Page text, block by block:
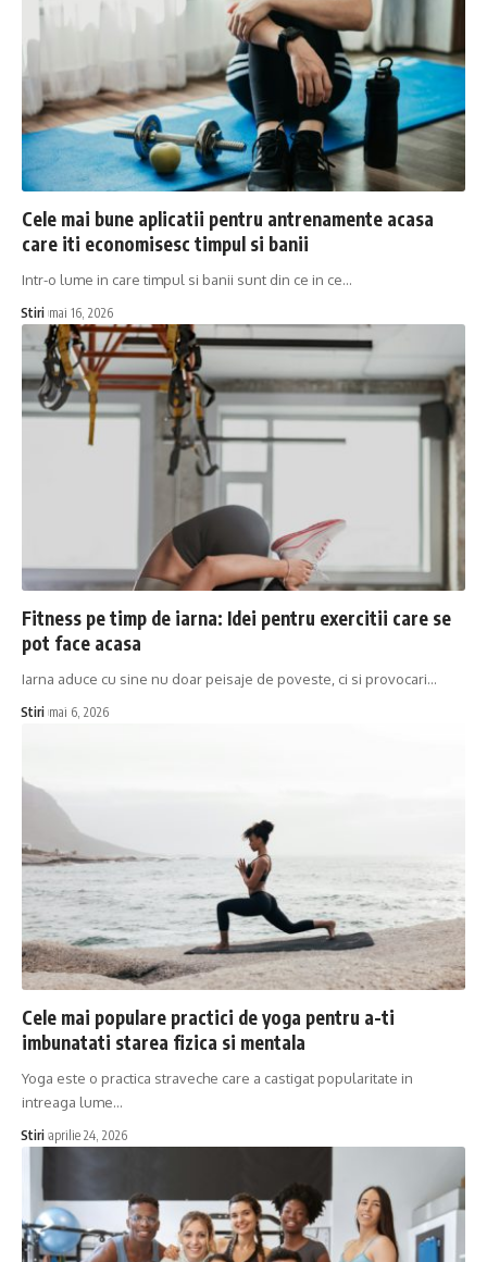
Cele mai bune aplicatii pentru antrenamente acasa
care iti economisesc timpul si banii
Intr-o lume in care timpul si banii sunt din ce in ce…
Stiri mai 16, 2026
Fitness pe timp de iarna: Idei pentru exercitii care se
pot face acasa
Iarna aduce cu sine nu doar peisaje de poveste, ci si provocari…
Stiri mai 6, 2026
Cele mai populare practici de yoga pentru a-ti
imbunatati starea fizica si mentala
Yoga este o practica straveche care a castigat popularitate in
intreaga lume…
Stiri aprilie 24, 2026